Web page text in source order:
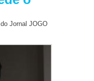
Jornal JOGO